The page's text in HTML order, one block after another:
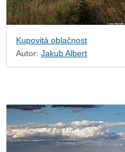
Kupovitá oblačnost
Autor: Jakub Albert